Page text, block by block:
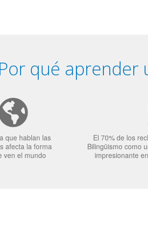
qué aprender
que hablan las
afecta la forma
ven el mundo
El 70% de los
Bilingüismo como
impresionante